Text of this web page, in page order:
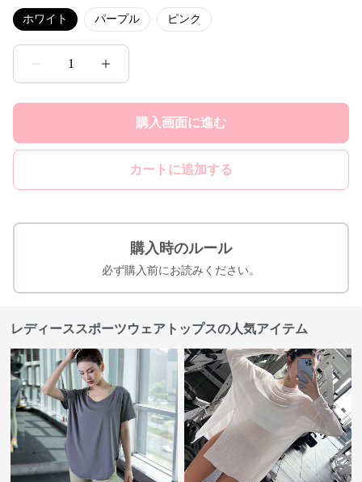
ホワイト パープル ピンク
1
購入画面に進む
カートに追加する
購入時のルール
必ず購入前にお読みください。
レディーススポーツウェアトップスの人気アイテム